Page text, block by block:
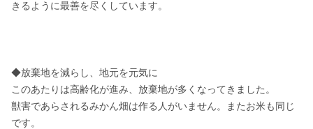
きるように最善を尽くしています。
◆放棄地を減らし、地元を元気に
このあたりは高齢化が進み、放棄地が多くなってきました。
獣害であらされるみかん畑は作る人がいません。またお米も同じ
です。